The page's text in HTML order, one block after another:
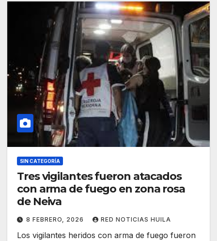
SIN CATEGORÍA
Tres vigilantes fueron atacados
con arma de fuego en zona rosa
de Neiva
8 FEBRERO, 2026 RED NOTICIAS HUILA
Los vigilantes heridos con arma de fuego fueron